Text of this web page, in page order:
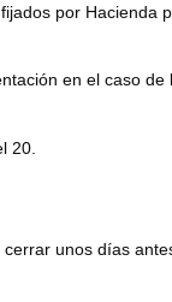
fijados por
en el caso
20.
unos días